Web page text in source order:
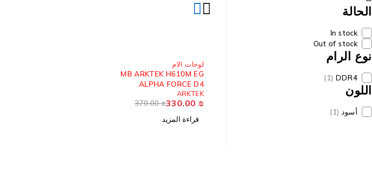
الحالة
In stock
Out of stock
نوع الرام
DDR4
(1)
اللون
أسود (1)
لوحات الام
MB ARKTEK H610M EG
ALPHA FORCE D4
ARKTEK
370.00₪330.00 ₪
قراءة المزيد